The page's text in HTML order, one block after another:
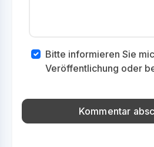
Bitte informieren Sie
Veröffentlichung oder